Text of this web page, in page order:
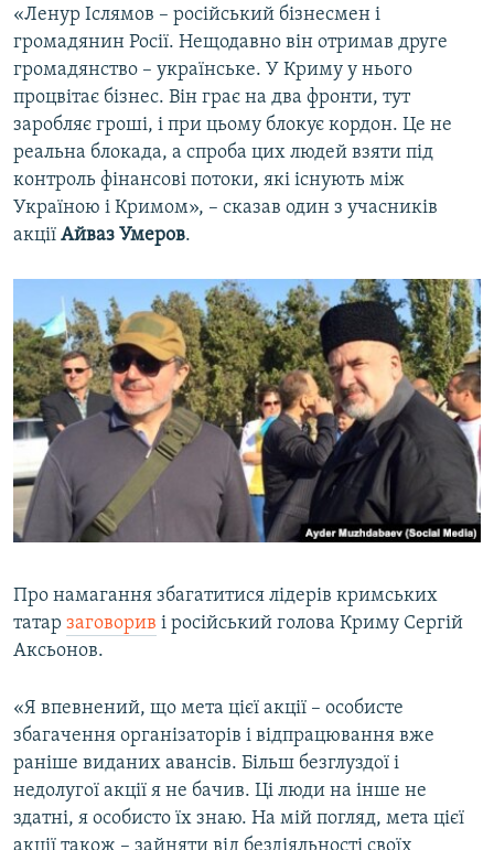
«Ленур Іслямов – російський бізнесмен і
громадянин Росії. Нещодавно він отримав друге
громадянство – українське. У Криму у нього
процвітає бізнес. Він грає на два фронти, тут
заробляє гроші, і при цьому блокує кордон. Це не
реальна блокада, а спроба цих людей взяти під
контроль фінансові потоки, які існують між
Україною і Кримом», – сказав один з учасників
акції Айваз Умеров.
Про намагання збагатитися лідерів кримських
татар заговорив і російський голова Криму Сергій
Аксьонов.
«Я впевнений, що мета цієї акції – особисте
збагачення організаторів і відпрацювання вже
раніше виданих авансів. Більш безглуздої і
недолугої акції я не бачив. Ці люди на інше не
здатні, я особисто їх знаю. На мій погляд, мета цієї